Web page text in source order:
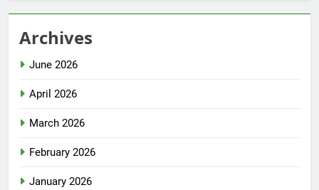
Archives
June 2026
April 2026
March 2026
February 2026
January 2026